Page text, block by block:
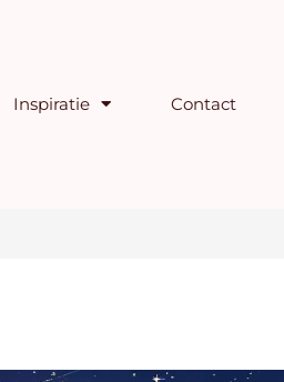
Inspiratie Contact